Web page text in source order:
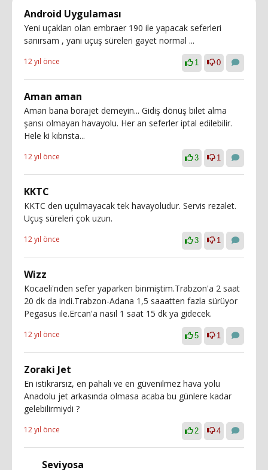
Android Uygulaması
Yeni uçakları olan embraer 190 ile yapacak seferleri
sanırsam , yani uçuş süreleri gayet normal ...
12 yıl önce 1 0
Aman aman
Aman bana borajet demeyin... Gidiş dönüş bilet alma
şansı olmayan havayolu. Her an seferler iptal edilebilir.
Hele ki kıbrısta...
12 yıl önce 3 1
KKTC
KKTC den uçulmayacak tek havayoludur. Servis rezalet.
Uçuş süreleri çok uzun.
12 yıl önce 3 1
Wizz
Kocaeli'nden sefer yaparken binmiştim.Trabzon'a 2 saat
20 dk da indi.Trabzon-Adana 1,5 saaatten fazla sürüyor
Pegasus ile.Ercan'a nasıl 1 saat 15 dk ya gidecek.
12 yıl önce 5 1
Zoraki Jet
En istikrarsız, en pahalı ve en güvenilmez hava yolu
Anadolu jet arkasında olmasa acaba bu günlere kadar
gelebilirmiydi ?
12 yıl önce 2 4
Seviyosa